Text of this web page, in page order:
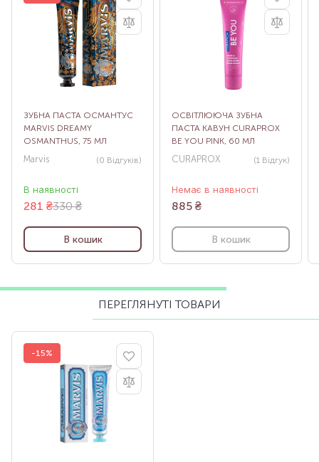
ЗУБНА ПАСТА ОСМАНТУС
MARVIS DREAMY
OSMANTHUS, 75 МЛ
Marvis (0 Відгуків)
В наявності
330 ₴
281 ₴
В кошик
ОСВІТЛЮЮЧА ЗУБНА
ПАСТА КАВУН CURAPROX
BE YOU PINK, 60 МЛ
CURAPROX (1 Відгук)
Немає в наявності
885 ₴
В кошик
ПЕРЕГЛЯНУТІ ТОВАРИ
-15%